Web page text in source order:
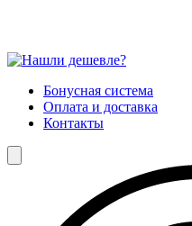
Бонусная система
Оплата и доставка
Контакты